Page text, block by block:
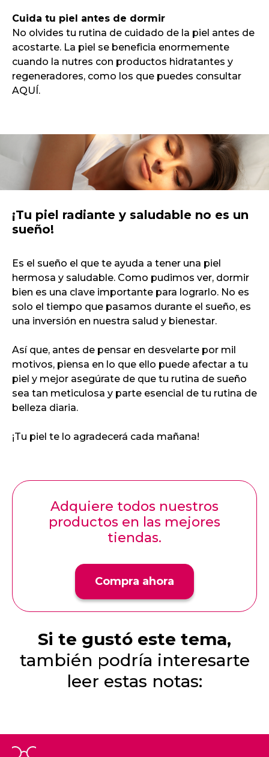
Cuida tu piel antes de dormir
No olvides tu rutina de cuidado de la piel antes de
acostarte. La piel se beneficia enormemente
cuando la nutres con productos hidratantes y
regeneradores, como los que puedes consultar
AQUÍ.
¡Tu piel radiante y saludable no es un
sueño!
Es el sueño el que te ayuda a tener una piel
hermosa y saludable. Como pudimos ver, dormir
bien es una clave importante para lograrlo. No es
solo el tiempo que pasamos durante el sueño, es
una inversión en nuestra salud y bienestar.
Así que, antes de pensar en desvelarte por mil
motivos, piensa en lo que ello puede afectar a tu
piel y mejor asegúrate de que tu rutina de sueño
sea tan meticulosa y parte esencial de tu rutina de
belleza diaria.
¡Tu piel te lo agradecerá cada mañana!
Adquiere todos nuestros
productos en las mejores
tiendas.
Compra ahora
Si te gustó este tema,
también podría interesarte
leer estas notas: